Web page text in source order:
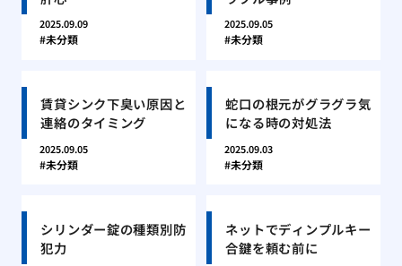
2025.09.09
未分類
2025.09.05
未分類
賃貸シンク下臭い原因と
連絡のタイミング
2025.09.05
未分類
蛇口の根元がグラグラ気
になる時の対処法
2025.09.03
未分類
シリンダー錠の種類別防
犯力
ネットでディンプルキー
合鍵を頼む前に